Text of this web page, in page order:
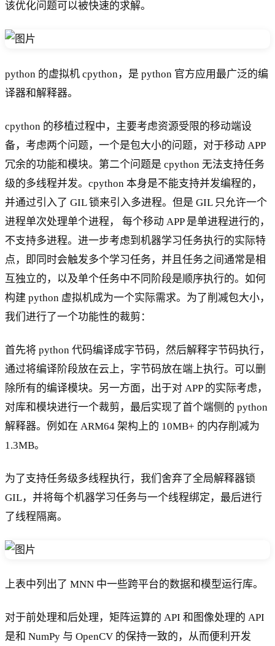
该优化问题可以被快速的求解。
python 的虚拟机 cpython，是 python 官方应用最广泛的编
译器和解释器。
cpython 的移植过程中，主要考虑资源受限的移动端设
备，考虑两个问题，一个是包大小的问题，对于移动 APP
冗余的功能和模块。第二个问题是 cpython 无法支持任务
级的多线程并发。cpython 本身是不能支持并发编程的，
并通过引入了 GIL 锁来引入多进程。但是 GIL 只允许一个
进程单次处理单个进程， 每个移动 APP 是单进程进行的，
不支持多进程。进一步考虑到机器学习任务执行的实际特
点，即同时会触发多个学习任务，并且任务之间通常是相
互独立的，以及单个任务中不同阶段是顺序执行的。如何
构建 python 虚拟机成为一个实际需求。为了削减包大小，
我们进行了一个功能性的裁剪：
首先将 python 代码编译成字节码，然后解释字节码执行，
通过将编译阶段放在云上，字节码放在端上执行。可以删
除所有的编译模块。另一方面，出于对 APP 的实际考虑，
对库和模块进行一个裁剪，最后实现了首个端侧的 python
解释器。例如在 ARM64 架构上的 10MB+ 的内存削减为
1.3MB。
为了支持任务级多线程执行，我们舍弃了全局解释器锁
GIL，并将每个机器学习任务与一个线程绑定，最后进行
了线程隔离。
上表中列出了 MNN 中一些跨平台的数据和模型运行库。
对于前处理和后处理，矩阵运算的 API 和图像处理的 API
是和 NumPy 与 OpenCV 的保持一致的，从而便利开发